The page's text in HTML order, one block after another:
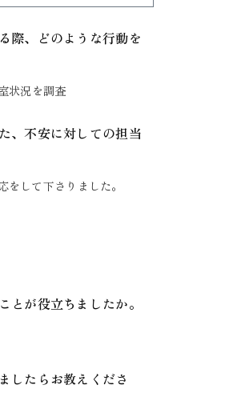
際、どのような行動を
状況を調査
、不安に対しての担当
して下さりました。
が役立ちましたか。
したらお教えくださ